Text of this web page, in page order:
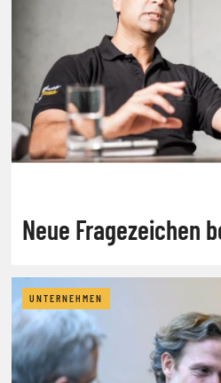
Neue Fragezeichen
UNTERNEHMEN